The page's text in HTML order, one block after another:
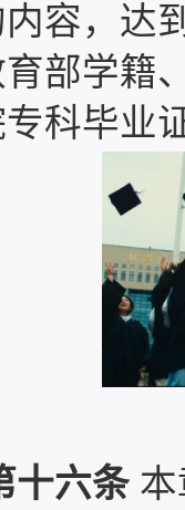
容，达
部学籍
科毕业
十六条本